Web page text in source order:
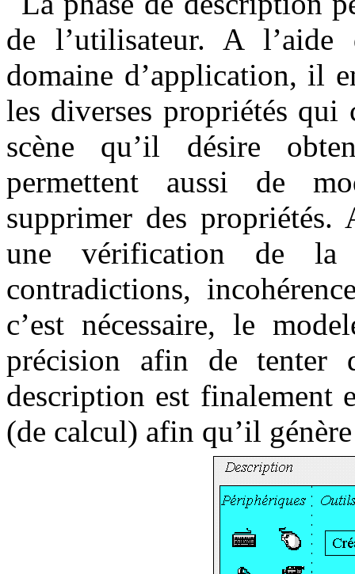
de l’utilisateur. A
domaine d’application, il
les diverses propriétés
scène qu’il désire
permettent aussi de
supprimer des propriétés.
une vérification de la
contradictions,
c’est nécessaire, le
précision afin de tenter
description est finalement
(de calcul) afin qu’il